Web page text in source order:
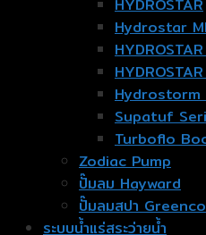
HYDROSTAR
Hydrostar
Hydrostorm
Supatuf
Turboflo
Zodiac Pump
ปั๊มลม Hayward
ปั๊มลมสปา Greenco
ระบบน้ำแร่สระว่ายน้ำ